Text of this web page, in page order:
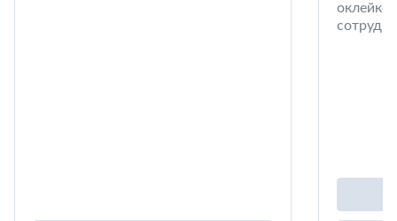
оклейке